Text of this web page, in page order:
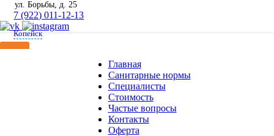
Главная
Санитарные нормы
Cпециалисты
Cтоимость
Частые вопросы
Контакты
Оферта
Копейск
ул. Борьбы, д. 25
7 (922) 011-12-13
Наши специалисты